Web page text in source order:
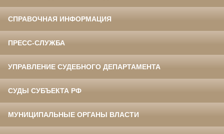
СПРАВОЧНАЯ ИНФОРМАЦИЯ
ПРЕСС-СЛУЖБА
УПРАВЛЕНИЕ СУДЕБНОГО ДЕПАРТАМЕНТА
СУДЫ СУБЪЕКТА РФ
МУНИЦИПАЛЬНЫЕ ОРГАНЫ ВЛАСТИ